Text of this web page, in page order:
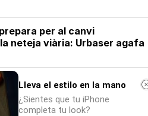
per al canvi
neteja viària: Urbaser agafa
en marxa el nou contracte
Lleva el estilo en la mano
¿Sientes que tu iPhone
completa tu look?